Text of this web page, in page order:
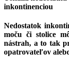
inkontinenciou
Nedostatok
moču či stolice
nástrah, a to tak
opatrovateľov